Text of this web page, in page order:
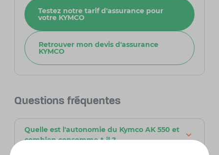
Testez notre tarif d'assurance pour
votre KYMCO
Retrouver mon devis d'assurance
KYMCO
Questions fréquentes
Quelle est l'autonomie du Kymco AK 550 et
combien consomme-t-il ?